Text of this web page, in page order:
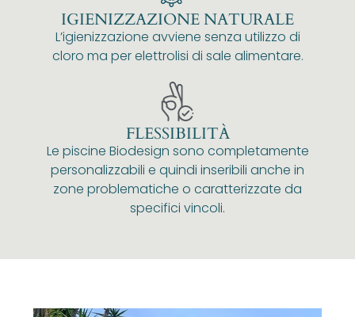
IGIENIZZAZIONE NATURALE
L’igienizzazione avviene senza utilizzo di
cloro ma per elettrolisi di sale alimentare.
FLESSIBILITÀ
Le piscine Biodesign sono completamente
personalizzabili e quindi inseribili anche in
zone problematiche o caratterizzate da
specifici vincoli.